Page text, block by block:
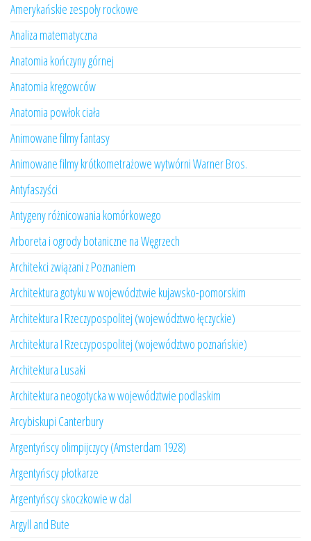
Amerykańskie zespoły rockowe
Analiza matematyczna
Anatomia kończyny górnej
Anatomia kręgowców
Anatomia powłok ciała
Animowane filmy fantasy
Animowane filmy krótkometrażowe wytwórni Warner Bros.
Antyfaszyści
Antygeny różnicowania komórkowego
Arboreta i ogrody botaniczne na Węgrzech
Architekci związani z Poznaniem
Architektura gotyku w województwie kujawsko-pomorskim
Architektura I Rzeczypospolitej (województwo łęczyckie)
Architektura I Rzeczypospolitej (województwo poznańskie)
Architektura Lusaki
Architektura neogotycka w województwie podlaskim
Arcybiskupi Canterbury
Argentyńscy olimpijczycy (Amsterdam 1928)
Argentyńscy płotkarze
Argentyńscy skoczkowie w dal
Argyll and Bute